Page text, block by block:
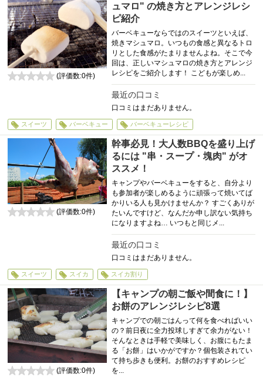
ュマロ" の焼き方とアレンジレシ
ピ紹介
バーベキューならではのスイーツといえば、
焼きマシュマロ。いつもの食感と異なるトロ
リとした食感がたまりませんよね。そこで今
回は、正しいマシュマロの焼き方とアレンジ
レシピをご紹介します！ こどもが楽しめ...
最近の口コミ
口コミはまだありません。
(評価数:0件)
スイーツ バーベキュー バーベキューレシピ
幹事必見！大人数BBQを盛り上げ
るには "串・スープ・塊肉" がオ
ススメ！
キャンプやバーベキューをすると、自分より
も参加者が楽しめるように頑張って焼いてば
かりいる人も見かけませんか？ すごくありが
たいんですけど、なんだか申し訳ない気持ち
になりますよね… いつもと同じメ...
最近の口コミ
口コミはまだありません。
(評価数:0件)
スイーツ スイカ スイカ割り
【キャンプの朝ご飯や間食に！】
お餅のアレンジレシピ8選
キャンプでの朝ごはんって何を食べればいい
の？前日夜に全力投球しすぎて余力がない！
そんなときは手軽で美味しく、お腹にもたま
る「お餅」はいかがですか？個包装されてい
て持ち歩きも便利。お餅のおすすめレシピ
を...
(評価数:0件)